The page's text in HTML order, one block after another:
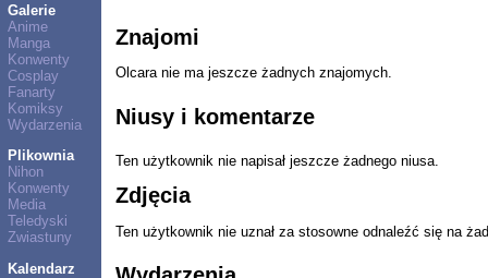
Galerie
Anime
Manga
Konwenty
Cosplay
Fanarty
Komiksy
Wydarzenia
Plikownia
Nihon
Konwenty
Media
Teledyski
Zwiastuny
Kalendarz
Znajomi
Olcara nie ma jeszcze żadnych znajomych.
Niusy i komentarze
Ten użytkownik nie napisał jeszcze żadnego niusa.
Zdjęcia
Ten użytkownik nie uznał za stosowne odnaleźć się na